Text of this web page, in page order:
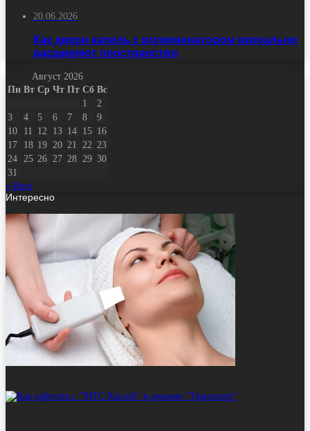
20.06.2026
Как двери капель с иллюминатором визуально
расширяют пространство
Август 2026
Пн Вт Ср Чт Пт Сб Вс
1
2
3
4 5 6 7 8
9
10
11 12 13 14 15 16
17
18 19 20 21 22 23
24
25 26 27 28 29 30
31
« Июл
Интересно